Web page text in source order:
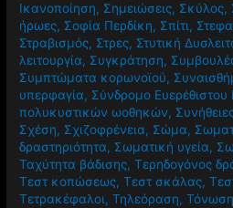
Ικανοποίηση, Σημειώσεις, Σκύλος,
ήρωες, Σοφία Περδίκη, Σπίτι,
Στραβισμός, Στρες, Στυτική
λειτουργία, Συγκράτηση,
Συμπτώματα κορωνοϊού,
υπερφαγία, Σύνδρομο Ευερέθιστου
πολυκυστικών ωοθηκών,
Σχέση, Σχιζοφρένεια, Σώμα,
δραστηριότητα, Σωματική υγεία,
Ταχύτητα βάδισης,Τερηδογόνος
Τεστ κοπώσεως,Τεστ σκάλας,
Τετρακέφαλοι,Τηλεόραση,Τόνωση